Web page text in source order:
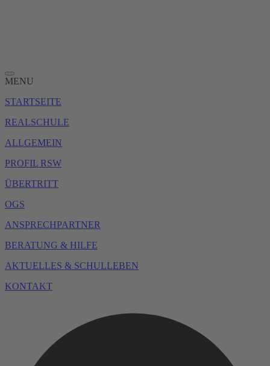
MENU
STARTSEITE
REALSCHULE
ALLGEMEIN
PROFIL RSW
ÜBERTRITT
OGS
ANSPRECHPARTNER
BERATUNG & HILFE
AKTUELLES & SCHULLEBEN
KONTAKT